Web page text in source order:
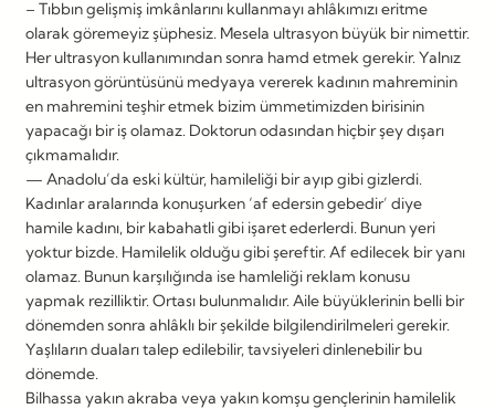
– Tıbbın gelişmiş imkânlarını kullanmayı ahlâkımızı eritme
olarak göremeyiz şüphesiz. Mesela ultrasyon büyük bir nimettir.
Her ultrasyon kullanımından sonra hamd etmek gerekir. Yalnız
ultrasyon görüntüsünü medyaya vererek kadının mahreminin
en mahremini teşhir etmek bizim ümmetimizden birisinin
yapacağı bir iş olamaz. Doktorun odasından hiçbir şey dışarı
çıkmamalıdır.
— Anadolu’da eski kültür, hamileliği bir ayıp gibi gizlerdi.
Kadınlar aralarında konuşurken ‘af edersin gebedir’ diye
hamile kadını, bir kabahatli gibi işaret ederlerdi. Bunun yeri
yoktur bizde. Hamilelik olduğu gibi şereftir. Af edilecek bir yanı
olamaz. Bunun karşılığında ise hamleliği reklam konusu
yapmak rezilliktir. Ortası bulunmalıdır. Aile büyüklerinin belli bir
dönemden sonra ahlâklı bir şekilde bilgilendirilmeleri gerekir.
Yaşlıların duaları talep edilebilir, tavsiyeleri dinlenebilir bu
dönemde.
Bilhassa yakın akraba veya yakın komşu gençlerinin hamilelik